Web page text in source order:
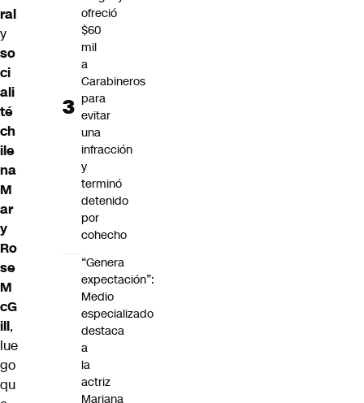
ral
y
so
ci
ali
té
ch
ile
na
M
ar
y
Ro
se
M
cG
ill,
lue
go
qu
ofreció
$60
mil
a
Carabineros
para
evitar
una
infracción
y
terminó
detenido
por
cohecho
“Genera
expectación”:
Medio
especializado
destaca
a
la
actriz
Mariana